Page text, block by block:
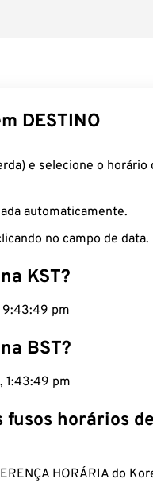
DESTINO
e selecione o
automaticamente.
no campo de data.
KST?
9:43:50 pm
BST?
1:43:50 pm
horários
HORÁRIA do